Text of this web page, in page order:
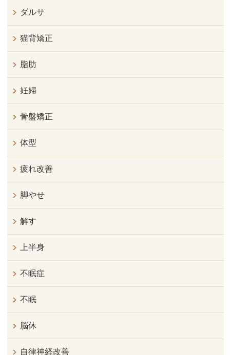
ダルサ
猫背矯正
脂肪
妊婦
骨盤矯正
体型
疲れ改善
脚やせ
解す
上半身
不眠症
不眠
脳休
自律神経改善